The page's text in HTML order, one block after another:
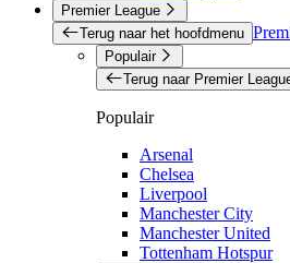
Premier League
Terug naar het hoofdmenu
Populair
Terug naar Premier
Populair
Arsenal
Chelsea
Liverpool
Manchester City
Manchester United
Tottenham Hotspur